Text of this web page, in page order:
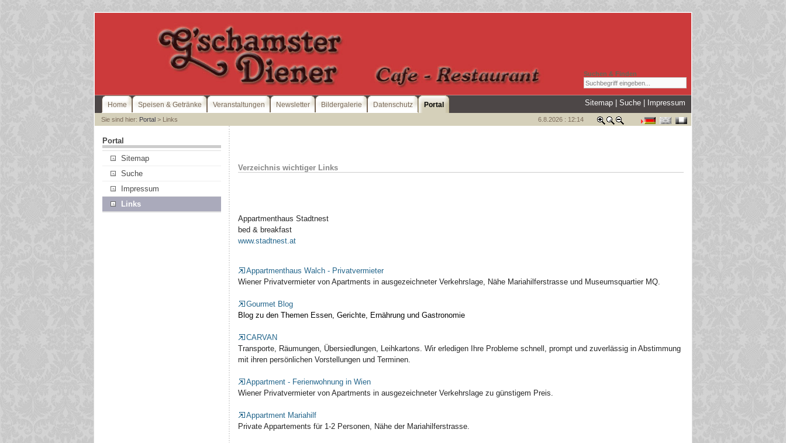
Suchen & Finden
Sitemap |Suche Impressum
Home Speisen & Getränke Veranstaltungen Newsletter Bildergalerie Datenschutz Portal
Sie sind hier: Portal > Links 6.8.2026 : 12:14
Portal
Sitemap
Suche
Impressum
Links
Verzeichnis wichtiger Links
Appartmenthaus Stadtnest
bed & breakfast
www.stadtnest.at
Appartmenthaus Walch - Privatvermieter
Wiener Privatvermieter von Apartments in ausgezeichneter Verkehrslage, Nähe Mariahilferstrasse und Museumsquartier MQ.
Gourmet Blog
Blog zu den Themen Essen, Gerichte, Ernährung und Gastronomie
CARVAN
Transporte, Räumungen, Übersiedlungen, Leihkartons. Wir erledigen Ihre Probleme schnell, prompt und zuverlässig in Abstimmung
mit ihren persönlichen Vorstellungen und Terminen.
Appartment - Ferienwohnung in Wien
Wiener Privatvermieter von Apartments in ausgezeichneter Verkehrslage zu günstigem Preis.
Appartment Mariahilf
Private Appartements für 1-2 Personen, Nähe der Mariahilferstrasse.